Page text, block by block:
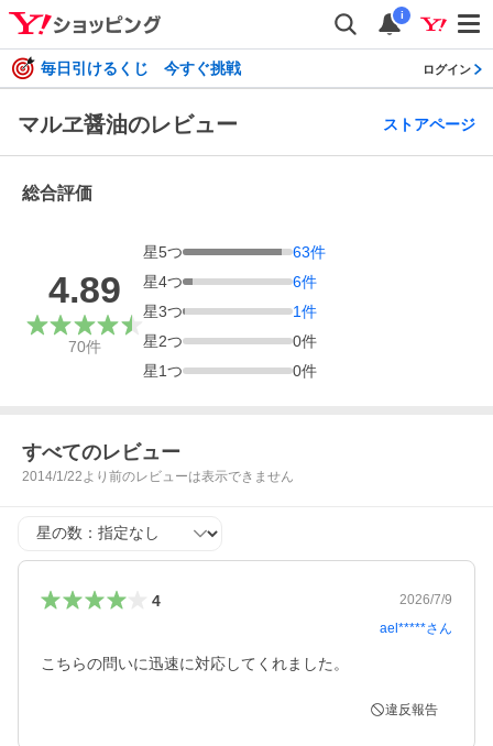
i
毎日引けるくじ 今すぐ挑戦 ログイン
マルヱ醤油のレビュー ストアページ
総合評価
4.89
70件
星5つ 63件
星4つ 6件
星3つ 1件
星2つ 0件
星1つ 0件
すべてのレビュー
2014/1/22より前のレビューは表示できません
星の数
4
2026/7/9
ael*****さん
こちらの問いに迅速に対応してくれました。
違反報告